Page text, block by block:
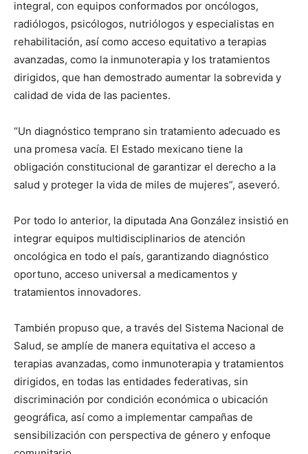
integral, con equipos conformados por oncólogos,
radiólogos, psicólogos, nutriólogos y especialistas en
rehabilitación, así como acceso equitativo a terapias
avanzadas, como la inmunoterapia y los tratamientos
dirigidos, que han demostrado aumentar la sobrevida y
calidad de vida de las pacientes.
“Un diagnóstico temprano sin tratamiento adecuado es
una promesa vacía. El Estado mexicano tiene la
obligación constitucional de garantizar el derecho a la
salud y proteger la vida de miles de mujeres”, aseveró.
Por todo lo anterior, la diputada Ana González insistió en
integrar equipos multidisciplinarios de atención
oncológica en todo el país, garantizando diagnóstico
oportuno, acceso universal a medicamentos y
tratamientos innovadores.
También propuso que, a través del Sistema Nacional de
Salud, se amplíe de manera equitativa el acceso a
terapias avanzadas, como inmunoterapia y tratamientos
dirigidos, en todas las entidades federativas, sin
discriminación por condición económica o ubicación
geográfica, así como a implementar campañas de
sensibilización con perspectiva de género y enfoque